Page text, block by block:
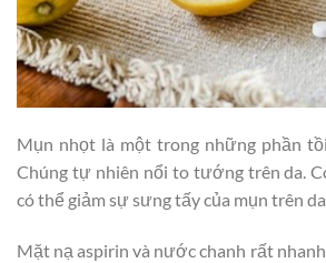
Mụn nhọt là một trong những phần
Chúng tự nhiên nổi to tướng trên da.
có thể giảm sự sưng tấy của mụn trên
Mặt nạ aspirin và nước chanh rất